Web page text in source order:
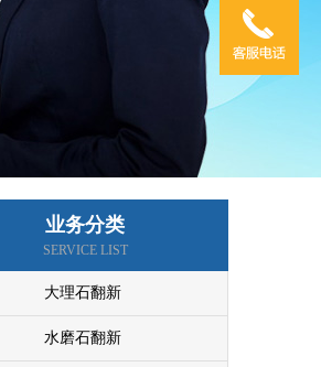
业务分类
SERVICE LIST
大理石翻新
水磨石翻新
石材结晶养护5